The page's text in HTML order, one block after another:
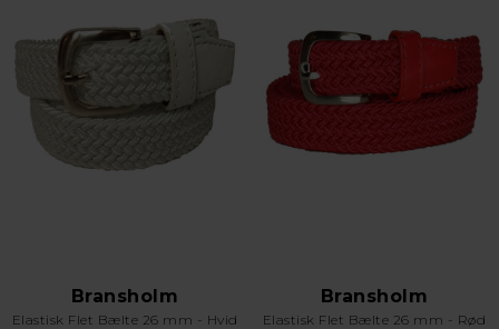
Bransholm
Elastisk Flet Bælte 26 mm - Hvid
Bransholm
Elastisk Flet Bælte 26 mm - Rød